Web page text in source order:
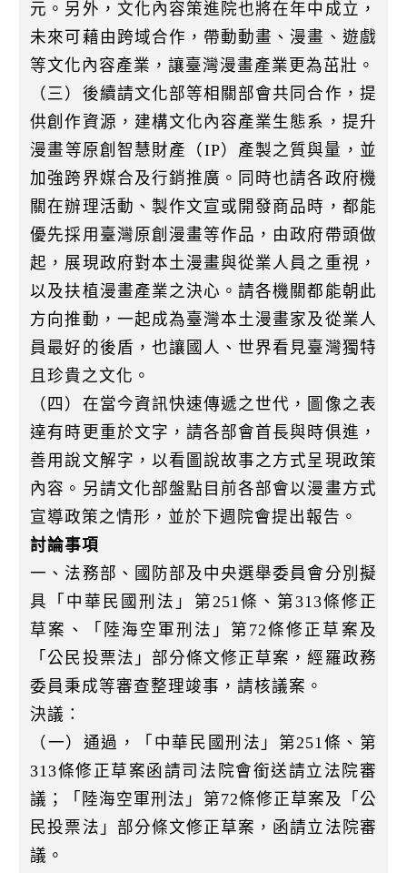
元。另外，文化內容策進院也將在年中成立，
未來可藉由跨域合作，帶動動畫、漫畫、遊戲
等文化內容產業，讓臺灣漫畫產業更為茁壯。
（三）後續請文化部等相關部會共同合作，提
供創作資源，建構文化內容產業生態系，提升
漫畫等原創智慧財產（IP）產製之質與量，並
加強跨界媒合及行銷推廣。同時也請各政府機
關在辦理活動、製作文宣或開發商品時，都能
優先採用臺灣原創漫畫等作品，由政府帶頭做
起，展現政府對本土漫畫與從業人員之重視，
以及扶植漫畫產業之決心。請各機關都能朝此
方向推動，一起成為臺灣本土漫畫家及從業人
員最好的後盾，也讓國人、世界看見臺灣獨特
且珍貴之文化。
（四）在當今資訊快速傳遞之世代，圖像之表
達有時更重於文字，請各部會首長與時俱進，
善用說文解字，以看圖說故事之方式呈現政策
內容。另請文化部盤點目前各部會以漫畫方式
宣導政策之情形，並於下週院會提出報告。
討論事項
一、法務部、國防部及中央選舉委員會分別擬
具「中華民國刑法」第251條、第313條修正
草案、「陸海空軍刑法」第72條修正草案及
「公民投票法」部分條文修正草案，經羅政務
委員秉成等審查整理竣事，請核議案。
決議：
（一）通過，「中華民國刑法」第251條、第
313條修正草案函請司法院會銜送請立法院審
議；「陸海空軍刑法」第72條修正草案及「公
民投票法」部分條文修正草案，函請立法院審
議。